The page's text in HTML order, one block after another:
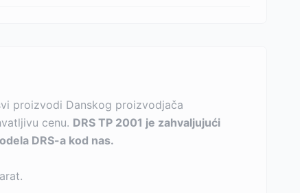
proizvodi Danskog proizvodjača
cenu. DRS TP 2001 je zahvaljujući
DRS-a kod nas.